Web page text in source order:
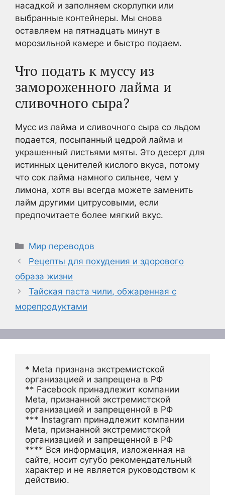
насадкой и заполняем скорлупки или
выбранные контейнеры. Мы снова
оставляем на пятнадцать минут в
морозильной камере и быстро подаем.
Что подать к муссу из
замороженного лайма и
сливочного сыра?
Мусс из лайма и сливочного сыра со льдом
подается, посыпанный цедрой лайма и
украшенный листьями мяты. Это десерт для
истинных ценителей кислого вкуса, потому
что сок лайма намного сильнее, чем у
лимона, хотя вы всегда можете заменить
лайм другими цитрусовыми, если
предпочитаете более мягкий вкус.
Рубрики
Мир переводов
Рецепты для похудения и здорового
образа жизни
Тайская паста чили, обжаренная с
морепродуктами
* Meta признана экстремистской
организацией и запрещена в РФ
** Facebook принадлежит компании
Meta, признанной экстремистской
организацией и запрещенной в РФ
*** Instagram принадлежит компании
Meta, признанной экстремистской
организацией и запрещенной в РФ
**** Вся информация, изложенная на
сайте, носит сугубо рекомендательный
характер и не является руководством к
действию.